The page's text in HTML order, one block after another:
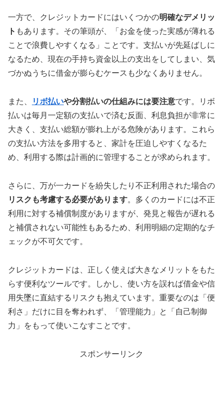
一方で、クレジットカードにはいくつかの明確なデメリッ
ト もあります。その筆頭が、「お金を使った実感が薄れる
ことで浪費しやすくなる」ことです。支払いが先延ばしに
なるため、現在の手持ち資金以上の支出をしてしまい、気
づかぬうちに借金が膨らむケースも少なくありません。
また、 リボ払いや分割払いの仕組みには要注意です。リボ
払いは毎月一定額の支払いで済む反面、利息負担が非常に
大きく、支払い総額が膨れ上がる危険があります。これら
の支払い方法を多用すると、家計を圧迫しやすくなるた
め、利用する際は計画的に管理することが求められます。
さらに、万が一カードを紛失したり不正利用された場合の
リスクも考慮する必要があります。多くのカードには不正
利用に対する補償制度がありますが、発見と報告が遅れる
と補償されない可能性もあるため、利用明細の定期的なチ
ェックが不可欠です。
クレジットカードは、正しく使えば大きなメリットをもた
らす便利なツールです。しかし、使い方を誤れば借金や信
用失墜に直結するリスクも抱えています。重要なのは「便
利さ」だけに目を奪われず、「管理能力」と「自己制御
力」をもって使いこなすことです。
スポンサーリンク